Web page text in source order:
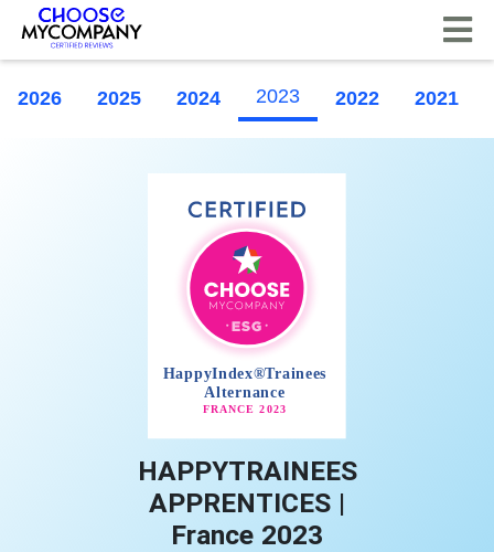
2026 2025 2024 2023 2022 2021
HAPPYTRAINEES
APPRENTICES |
France 2023
Pannello di gestione dei cookies